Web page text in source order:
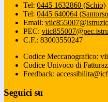
Tel: 0445 1632860 (Schio)
Tel: 0445 640064
Email:
PEC:
C.F.: 83003550247
Codice Meccanografico:
Codice Univoco di
Feedback:
Seguici su